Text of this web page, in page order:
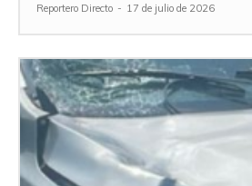
Reportero Directo - 17 de julio de 2026